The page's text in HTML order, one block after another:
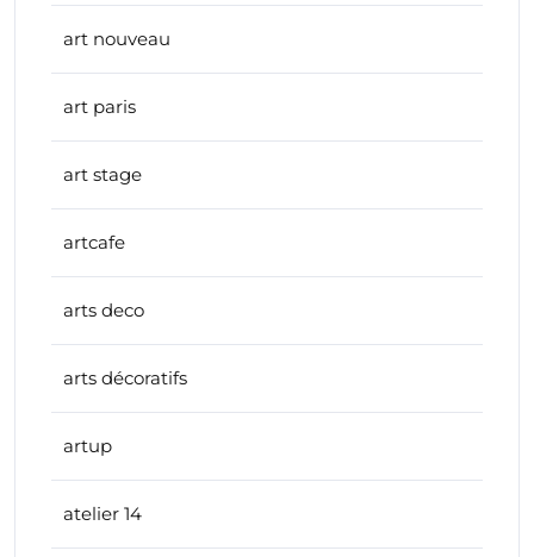
art nouveau
art paris
art stage
artcafe
arts deco
arts décoratifs
artup
atelier 14